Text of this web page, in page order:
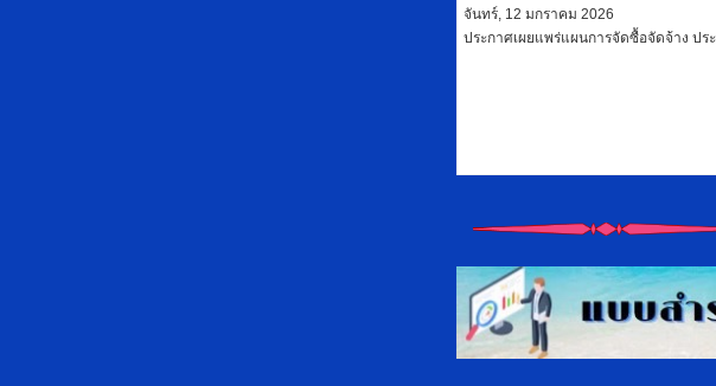
พฤหัสบดี, 29 มกราคม 2026
ชอบ โชติมิตร เริ่มต้นจากบ้านนางแน่งน้
จันทร์, 12 มกราคม 2026
ประกาศเผยแพร่แผนการจัดซื้อจัดจ้าง ป